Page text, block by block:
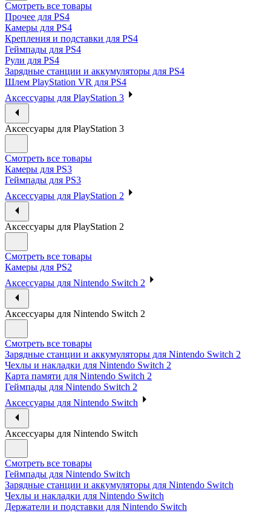
Смотреть все товары
Прочее для PS4
Камеры для PS4
Крепления и подставки для PS4
Геймпады для PS4
Рули для PS4
Зарядные станции и аккумуляторы для PS4
Шлем PlayStation VR для PS4
Аксессуары для PlayStation 3
Аксессуары для PlayStation 3
Смотреть все товары
Камеры для PS3
Геймпады для PS3
Аксессуары для PlayStation 2
Аксессуары для PlayStation 2
Смотреть все товары
Камеры для PS2
Аксессуары для Nintendo Switch 2
Аксессуары для Nintendo Switch 2
Смотреть все товары
Зарядные станции и аккумуляторы для Nintendo Switch 2
Чехлы и накладки для Nintendo Switch 2
Карта памяти для Nintendo Switch 2
Геймпады для Nintendo Switch 2
Аксессуары для Nintendo Switch
Аксессуары для Nintendo Switch
Смотреть все товары
Геймпады для Nintendo Switch
Зарядные станции и аккумуляторы для Nintendo Switch
Чехлы и накладки для Nintendo Switch
Держатели и подставки для Nintendo Switch